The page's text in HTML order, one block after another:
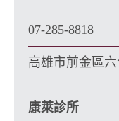
07-285-8818
高雄市前金區
康萊診所